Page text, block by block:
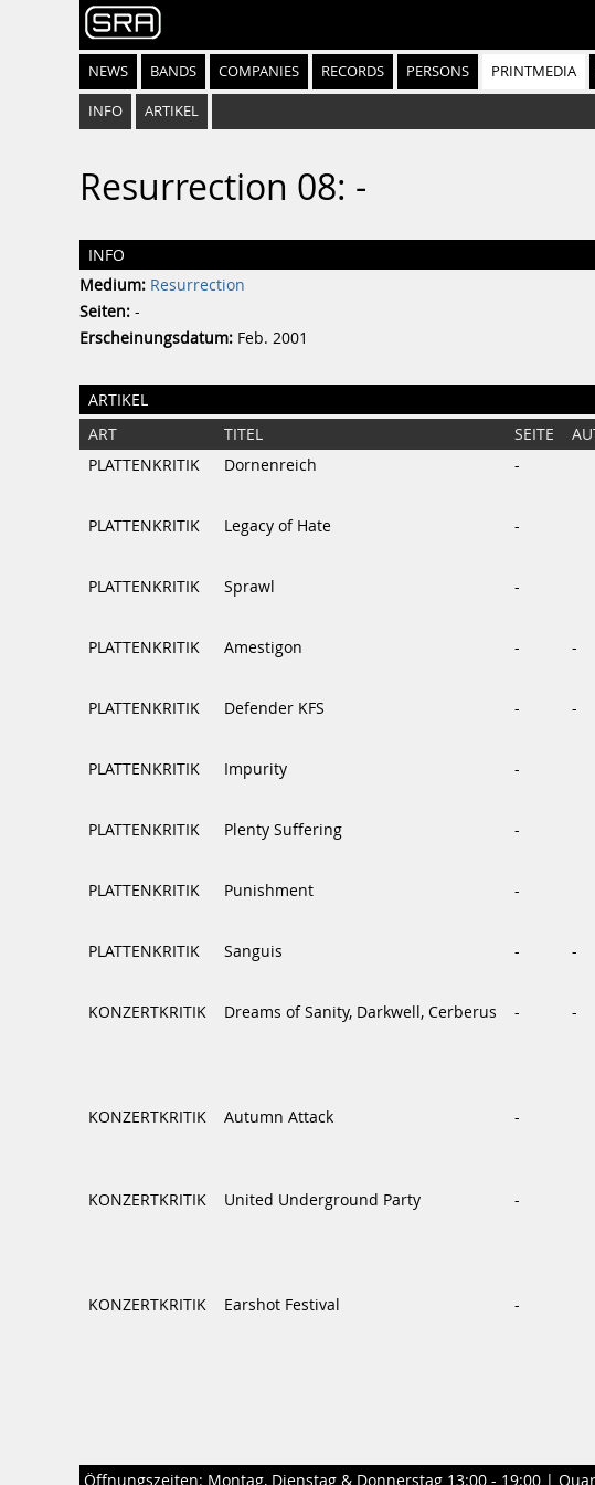
NEWS BANDS COMPANIES RECORDS PERSONS PRINTMEDIA
INFO ARTIKEL
Resurrection 08: -
INFO
Medium: Resurrection
Seiten: -
Erscheinungsdatum: Feb. 2001
ARTIKEL
ART TITEL SEITE
PLATTENKRITIK
Dornenreich -
PLATTENKRITIK Legacy of Hate -
PLATTENKRITIK Sprawl -
PLATTENKRITIK Amestigon - -
PLATTENKRITIK Defender KFS - -
PLATTENKRITIK Impurity -
PLATTENKRITIK Plenty Suffering -
PLATTENKRITIK Punishment -
PLATTENKRITIK Sanguis - -
KONZERTKRITIK Dreams of Sanity, Darkwell, Cerberus - -
KONZERTKRITIK Autumn Attack -
KONZERTKRITIK United Underground Party -
KONZERTKRITIK Earshot Festival -
Öffnungszeiten: Montag, Dienstag & Donnerstag 13:00 - 19:00 |